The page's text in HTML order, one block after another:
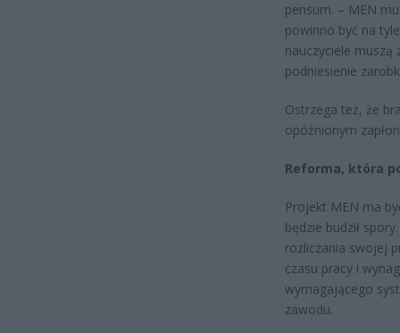
pensum. – MEN
powinno być na
nauczyciele
podniesienie
Ostrzega też, że
opóźnionym
Reforma, która
Projekt MEN ma
będzie budził
rozliczania swojej
czasu pracy i
wymagającego
zawodu.